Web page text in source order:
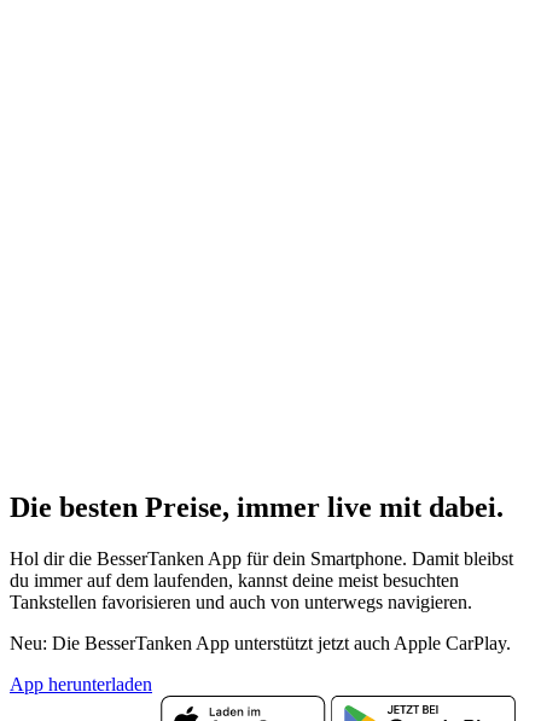
Die besten Preise, immer live mit dabei.
Hol dir die BesserTanken App für dein Smartphone. Damit bleibst
du immer auf dem laufenden, kannst deine meist besuchten
Tankstellen favorisieren und auch von unterwegs navigieren.
Neu: Die BesserTanken App unterstützt jetzt auch Apple CarPlay.
App herunterladen